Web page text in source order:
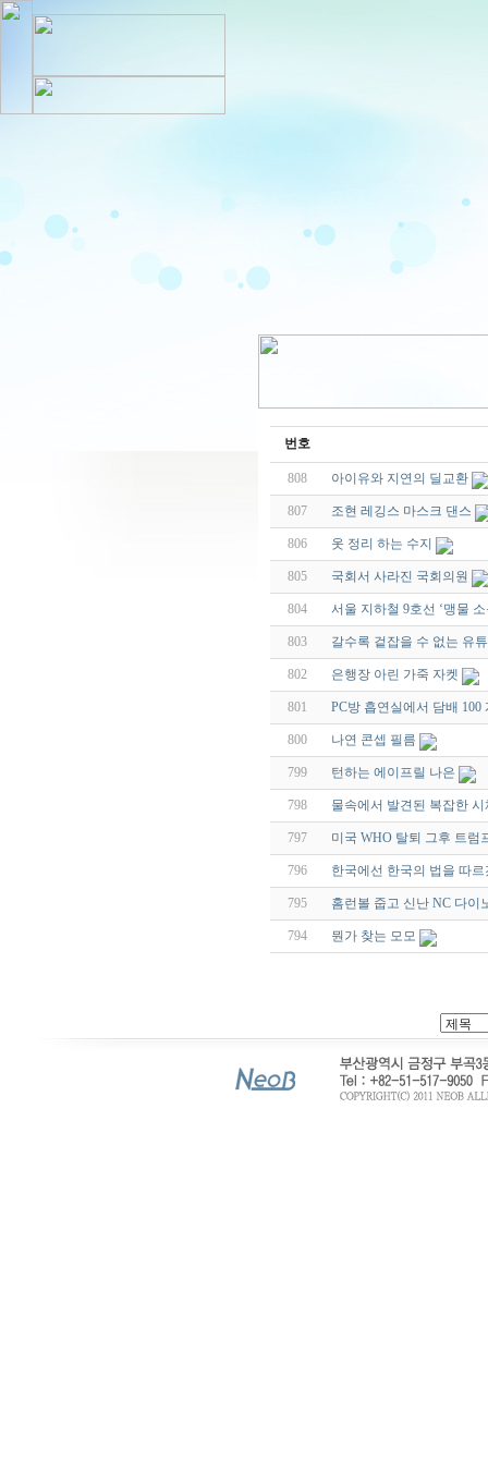
번호
808 아이유와 지연의 딜교환
807 조현 레깅스 마스크 댄스
806 옷 정리 하는 수지
805 국회서 사라진 국회의원
804 서울 지하철 9호선 ‘맹물 소
803 갈수록 겉잡을 수 없는 유
802 은행장 아린 가죽 자켓
801 PC방 흡연실에서 담배 100
800 나연 콘셉 필름
799 턴하는 에이프릴 나은
798 물속에서 발견된 복잡한
797 미국 WHO 탈퇴 그후 트럼
796 한국에선 한국의 법을 따
795 홈런볼 줍고 신난 NC 다이
794 뭔가 찾는 모모